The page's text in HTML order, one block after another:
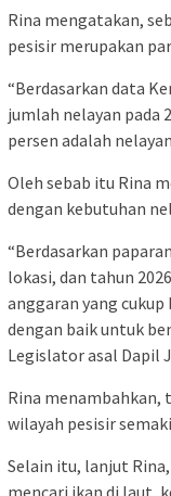
Rina mengatakan,
pesisir merupakan
“Berdasarkan data
jumlah nelayan pada
persen adalah
Oleh sebab itu Rina
dengan kebutuhan
“Berdasarkan
lokasi, dan tahun
anggaran yang
dengan baik untuk
Legislator asal Dapil
Rina menambahkan,
wilayah pesisir
Selain itu, lanjut
mencari ikan di laut,